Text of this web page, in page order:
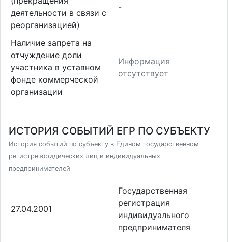
деятельности в связи с
реорганизацией)
-
Наличие запрета на
отчуждение доли
участника в уставном
фонде коммерческой
организации
Информация
отсутствует
ИСТОРИЯ СОБЫТИЙ ЕГР ПО СУБЪЕКТУ
История событий по субъекту в Едином государственном
регистре юридических лиц и индивидуальных
предпринимателей
27.04.2001
Государственная
регистрация
индивидуального
предпринимателя